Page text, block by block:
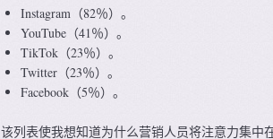
Instagram（82％）。
YouTube（41％）。
TikTok（23％）。
Twitter（23％）。
Facebook（5％）。
该列表使我想知道为什么营销人员将注意力集中